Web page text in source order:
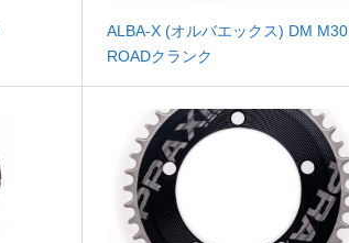
ALBA-X (オルバエックス) DM M30
ROADクランク